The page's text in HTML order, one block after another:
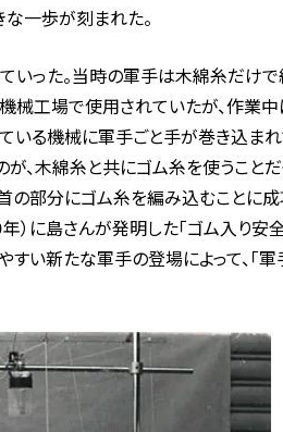
な一歩が刻まれた。
いった。当時の軍手は木綿糸だけ
械工場で使用されていたが、作業
いる機械に軍手ごと手が巻き込まれ
、木綿糸と共にゴム糸を使うことだ
の部分にゴム糸を編み込むことに成
）に島さんが発明した「ゴム入り安
い新たな軍手の登場によって、「軍